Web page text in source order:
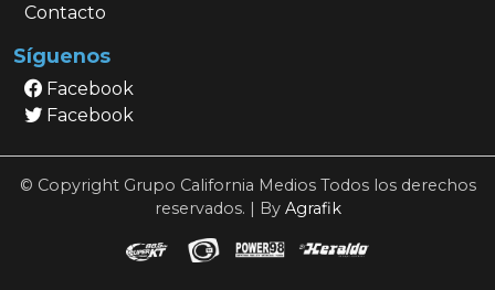
Contacto
Síguenos
Facebook
Facebook
© Copyright Grupo California Medios Todos los derechos
reservados. | By Agrafik